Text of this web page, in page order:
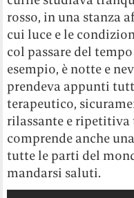
rosso, in una stanza
cui luce e le
col passare del
esempio, è notte e
prendeva appunti
terapeutico,
rilassante e ripetitiva
comprende anche
tutte le parti del
mandarsi saluti.